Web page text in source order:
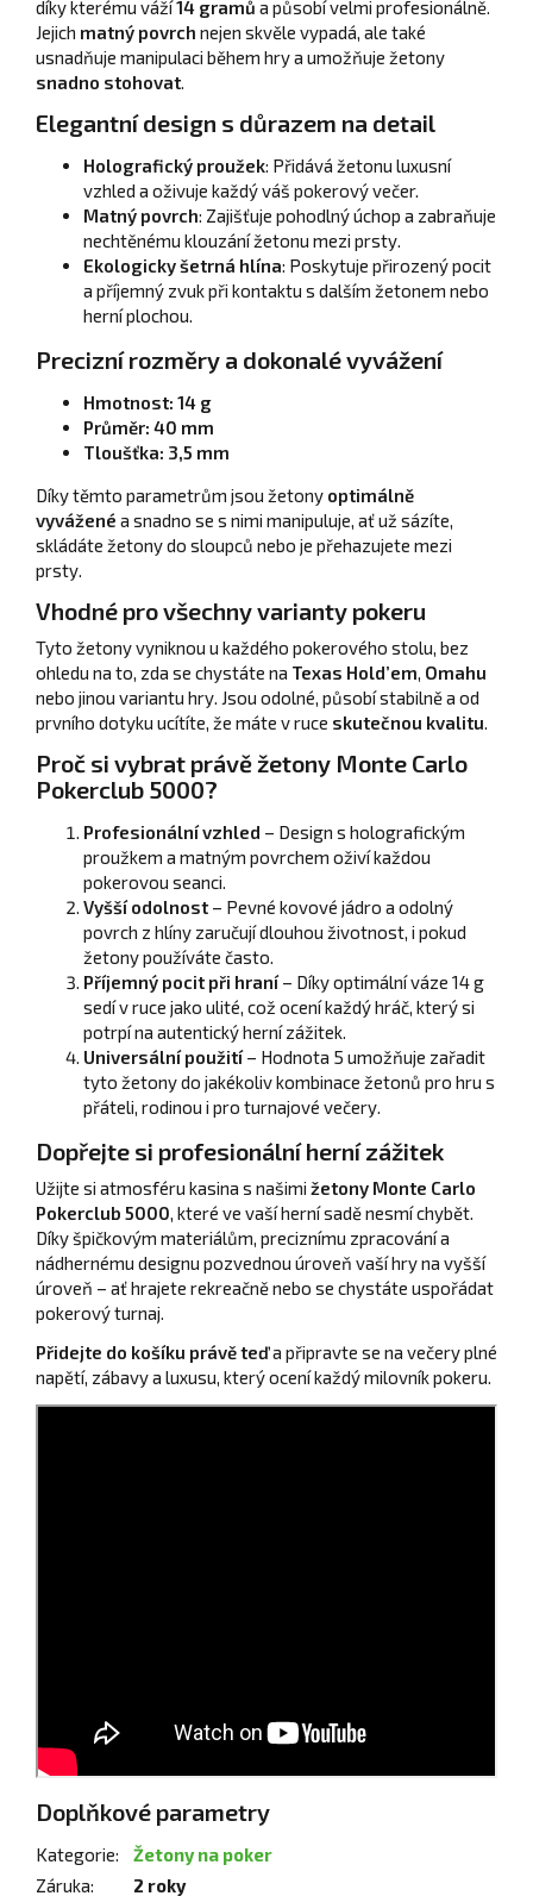
díky kterému váží14 gramů a působí velmi profesionálně.
Jejich matný povrch nejen skvěle vypadá, ale také
usnadňuje manipulaci během hry a umožňuje žetony
snadno stohovat.
Elegantní design s důrazem na detail
Holografický proužek: Přidává žetonu luxusní
vzhled a oživuje každý váš pokerový večer.
Matný povrch: Zajišťuje pohodlný úchop a zabraňuje
nechtěnému klouzání žetonu mezi prsty.
Ekologicky šetrná hlína: Poskytuje přirozený pocit
a příjemný zvuk při kontaktu s dalším žetonem nebo
herní plochou.
Precizní rozměry a dokonalé vyvážení
Hmotnost: 14 g
Průměr: 40 mm
Tloušťka: 3,5 mm
Díky těmto parametrům jsou žetony optimálně
vyvážené a snadno se s nimi manipuluje, ať už sázíte,
skládáte žetony do sloupců nebo je přehazujete mezi
prsty.
Vhodné pro všechny varianty pokeru
Tyto žetony vyniknou u každého pokerového stolu, bez
ohledu na to, zda se chystáte na Texas Hold’em, Omahu
nebo jinou variantu hry. Jsou odolné, působí stabilně a od
prvního dotyku ucítíte, že máte v ruce skutečnou kvalitu.
Proč si vybrat právě žetony Monte Carlo
Pokerclub 5000?
Profesionální vzhled – Design s holografickým
proužkem a matným povrchem oživí každou
pokerovou seanci.
Vyšší odolnost – Pevné kovové jádro a odolný
povrch z hlíny zaručují dlouhou životnost, i pokud
žetony používáte často.
Příjemný pocit při hraní– Díky optimální váze 14 g
sedí v ruce jako ulité, což ocení každý hráč, který si
potrpí na autentický herní zážitek.
Universální použití– Hodnota 5 umožňuje zařadit
tyto žetony do jakékoliv kombinace žetonů pro hru s
přáteli, rodinou i pro turnajové večery.
Dopřejte si profesionální herní zážitek
Užijte si atmosféru kasina s našimi žetony Monte Carlo
Pokerclub 5000, které ve vaší herní sadě nesmí chybět.
Díky špičkovým materiálům, preciznímu zpracování a
nádhernému designu pozvednou úroveň vaší hry na vyšší
úroveň – ať hrajete rekreačně nebo se chystáte uspořádat
pokerový turnaj.
Přidejte do košíku právě teďa připravte se na večery plné
napětí, zábavy a luxusu, který ocení každý milovník pokeru.
Doplňkové parametry
Kategorie:
Žetony na poker
Záruka: 2 roky